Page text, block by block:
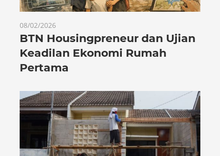
08/02/2026
BTN Housingpreneur dan Ujian
Keadilan Ekonomi Rumah
Pertama